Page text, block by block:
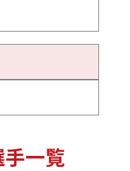
一覧